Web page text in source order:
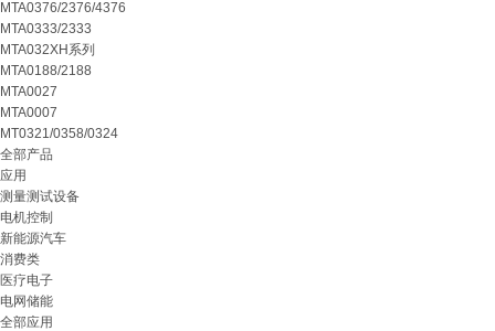
MTA0376/2376/4376
MTA0333/2333
MTA032XH系列
MTA0188/2188
MTA0027
MTA0007
MT0321/0358/0324
全部产品
应用
测量测试设备
电机控制
新能源汽车
消费类
医疗电子
电网储能
全部应用